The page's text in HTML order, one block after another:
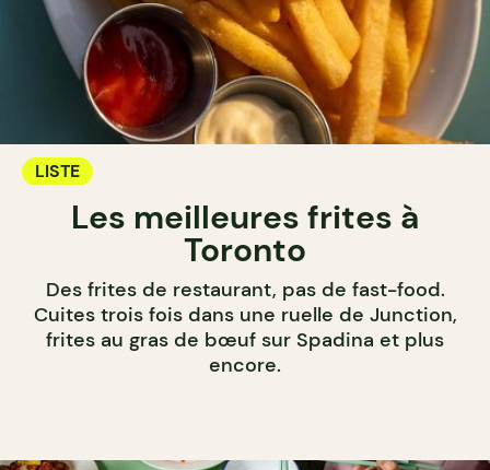
LISTE
Les meilleures frites à
Toronto
Des frites de restaurant, pas de fast-food.
Cuites trois fois dans une ruelle de Junction,
frites au gras de bœuf sur Spadina et plus
encore.